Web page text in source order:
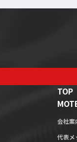
TOP
会社案
代表メ